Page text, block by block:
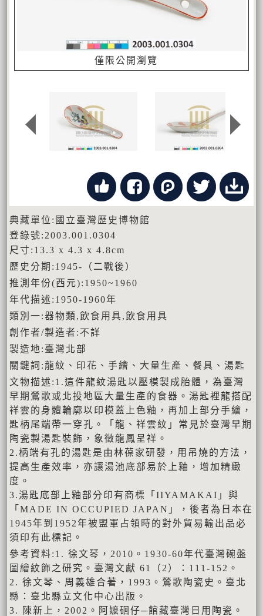
僅限公開瀏覽
典藏單位:國立臺灣歷史博物館
登錄號:2003.001.0304
尺寸:13.3 x 4.3 x 4.8cm
歷史分期:1945-（二戰後）
推測年份(西元):1950~1960
年代描述:1950-1960年
類別一:器物類,飲食用具,飲食用具
創作者/製造者:不詳
製造地:臺灣北部
關鍵詞:龍紋、印花、手繪、大量生產、餐具、湯匙
文物描述:1.這件龍紋湯匙以壓模製成胎體，為臺灣
早期鶯歌或北投地區大量生產的食器。湯匙裡龍搭配
祥雲的身體輪廓以印模蓋上色釉，再加上部分手繪，
匙柄尾端帶一穿孔。「龍、祥雲紋」常見於臺灣早期
陶瓷製湯匙裝飾，象徵龍鳳呈祥。
2.柄端有孔的湯匙是由林葆家研發，用吊燒的方法，
提高生產效率，亦讓湯池底部易於上釉，增加精緻
度。
3.湯匙底部上釉部分印有商標「IIYAMAKAI」與
「MADE IN OCCUPIED JAPAN」，後者為日本在
1945年到1952年被盟軍占領時的對外貿易輸出品必
須印有此標記。
參考資料:1. 徐文琴，2010。1930-60年代臺灣碗盤
圖繪紋飾之研究。臺灣文獻 61（2）：111-152。
2. 徐文琴、周義雄合著，1993。鶯歌陶瓷史。臺北
縣：臺北縣立文化中心出版。
3. 陳新上，2002。阿嬤硘仔─館藏臺灣日用陶瓷。